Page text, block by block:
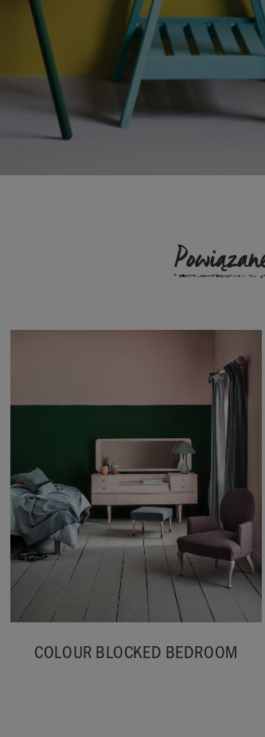
COLOUR BLOCKED BEDROOM